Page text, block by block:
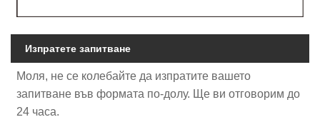
Изпратете запитване
Моля, не се колебайте да изпратите вашето
запитване във формата по-долу. Ще ви отговорим до
24 часа.